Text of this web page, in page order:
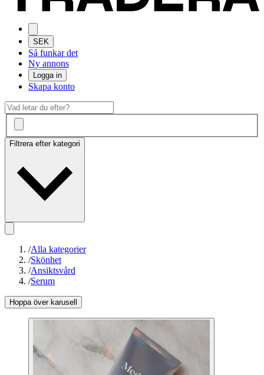
SEK
Så funkar det
Ny annons
Logga in
Skapa konto
Filtrera efter kategori
/Alla kategorier
/Skönhet
/Ansiktsvård
/Serum
Hoppa över karusell